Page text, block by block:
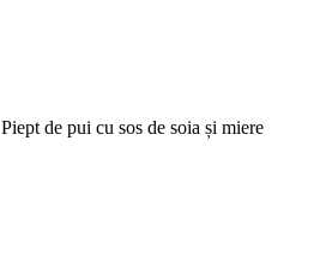
Piept de pui cu sos de soia și miere